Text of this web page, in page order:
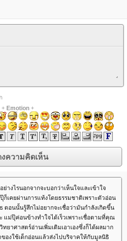
+ Emotion+
างไรนอกจากจะบอกว่าเห็นใจและเข้าใจ
เคยผ่านการแท้งโดยธรรมชาติเพราะตัวอ่อน
ตอนนั้นรู้สึกไม่อยากจะเชื่อว่ามันกำลังเกิดขึ้น
แม่ปุ๊ค่อนข้างทำใจได้เร็วเพราะเชื่อตามที่คุณ
ยาศาสตร์อ่านเพิ่มเติมเอาเองซึ่งก็ได้ผลมาก
องใช้เด็กอ่อนแล้วส่งไปบริจาคให้กับมูลนิธิ